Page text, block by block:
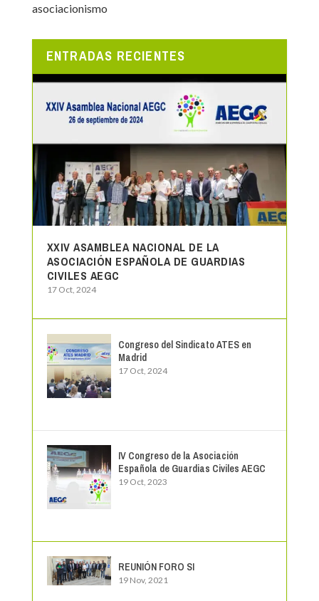
asociacionismo
ENTRADAS RECIENTES
XXIV ASAMBLEA NACIONAL DE LA
ASOCIACIÓN ESPAÑOLA DE GUARDIAS
CIVILES AEGC
17 Oct, 2024
Congreso del Sindicato ATES en
Madrid
17 Oct, 2024
IV Congreso de la Asociación
Española de Guardias Civiles AEGC
19 Oct, 2023
REUNIÓN FORO SI
19 Nov, 2021